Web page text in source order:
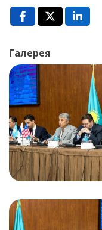
Галерея